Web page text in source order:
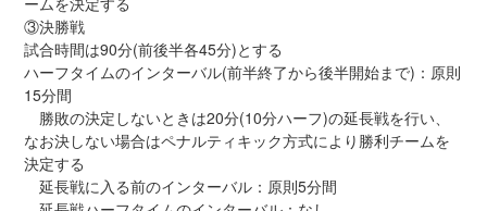
③決勝戦
試合時間は90分(前後半各45分)とする
ハーフタイムのインターバル(前半終了から後半開始まで)：原則
15分間
勝敗の決定しないときは20分(10分ハーフ)の延長戦を行い、
なお決しない場合はペナルティキック方式により勝利チームを
決定する
延長戦に入る前のインターバル：原則5分間